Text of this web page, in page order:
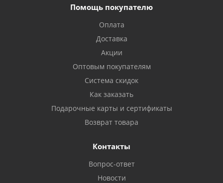
Помощь покупателю
Оплата
Доставка
Акции
Оптовым покупателям
Система скидок
Как заказать
Подарочные карты и сертификаты
Возврат товара
Контакты
Вопрос-ответ
Новости